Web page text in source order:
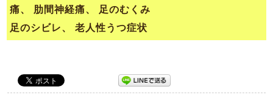
痛、 肋間神経痛、 足のむくみ
足のシビレ、 老人性うつ症状